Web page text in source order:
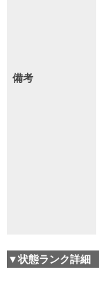
備考
▼状態ランク詳細